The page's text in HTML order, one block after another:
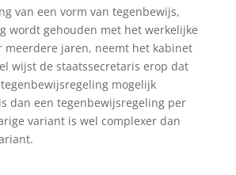
van een vorm van tegenbewijs,
wordt gehouden met het werkelijke
meerdere jaren, neemt het kabinet
wijst de staatssecretaris erop dat
mogelijk
dan een tegenbewijsregeling per
variant is wel complexer dan